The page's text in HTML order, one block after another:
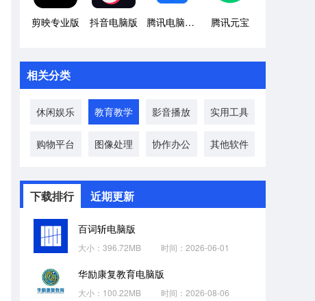
剪映专业版 抖音电脑版 腾讯电脑管家 腾讯元宝
相关分类
休闲娱乐 教育教学 影音播放 实用工具
购物平台 图像处理 协作办公 其他软件
下载排行 近期更新
百词斩电脑版
大小：396.72MB 时间：2026-06-01
华励康复教育电脑版
大小：100.22MB 时间：2026-08-06